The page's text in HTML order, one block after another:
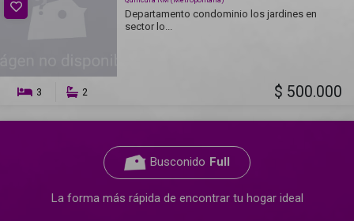
Departamento condominio los jardines en
sector lo...
3 2 $ 500.000
Busconido Full
La forma más rápida de encontrar tu hogar ideal